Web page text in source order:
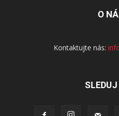
O
Kontaktujte nás: